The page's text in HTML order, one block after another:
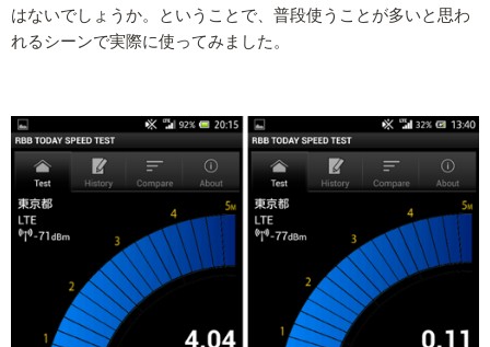
はないでしょうか。ということで、普段使うことが多いと思わ
れるシーンで実際に使ってみました。